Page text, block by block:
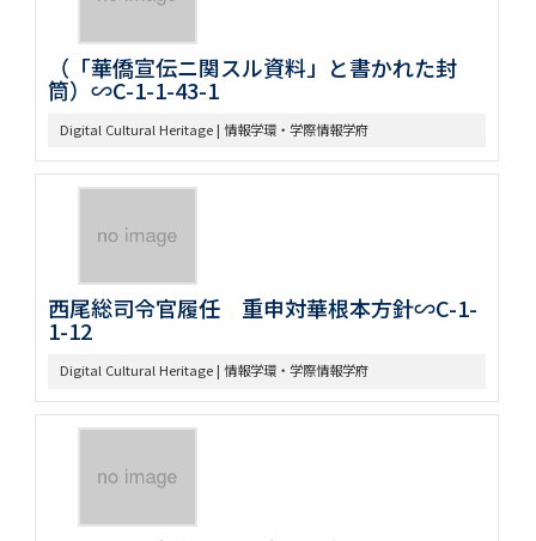
（「華僑宣伝ニ関スル資料」と書かれた封
筒）∽C-1-1-43-1
Digital Cultural Heritage | 情報学環・学際情報学府
西尾総司令官履任 重申対華根本方針∽C-1-
1-12
Digital Cultural Heritage | 情報学環・学際情報学府